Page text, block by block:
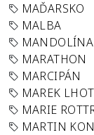
MAĎARSKO
MALBA
MANDOLÍNA
MARATHON
MARCIPÁN
MAREK
MARIE
MARTIN